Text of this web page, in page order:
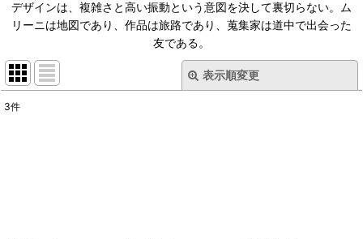
デザインは、複雑さと高い振動という意図を決して裏切らない。ム
リーニは地図であり、作品は旅路であり、蒐集家は道中で出会った
友である。
表示順変更
3件